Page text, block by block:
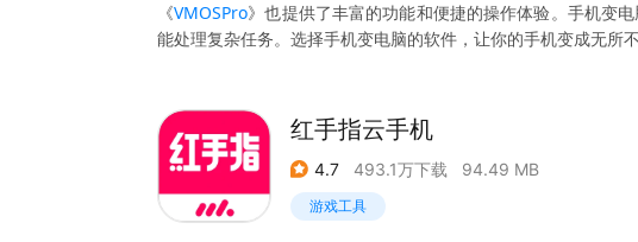
《VMOSPro》也提供了丰富的功能和便捷的操作体验。手机变
能处理复杂任务。选择手机变电脑的软件，让你的手机变成无所
红手指云手机
4.7 493.1万下载 94.49 MB
游戏工具